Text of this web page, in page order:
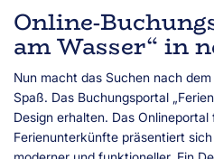
Online-
am Wasser“ in
Nun macht das Suchen nach
Spaß. Das Buchungsportal
Design erhalten. Das Onlineportal
Ferienunterkünfte präsentiert